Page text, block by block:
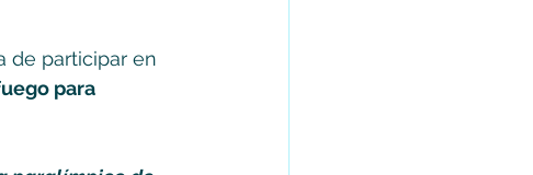
de participar en
para